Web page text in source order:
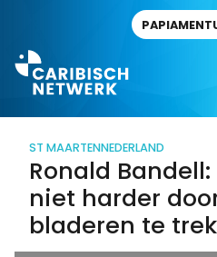
ST MAARTENNEDERLAND
Ronald
niet harder
bladeren te